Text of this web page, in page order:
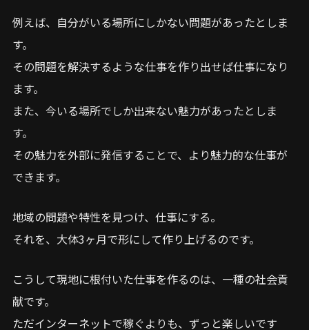
例えば、自分がいる場所にしかない問題があったとしま
す。
その問題を解決するような仕事を作り出せば仕事になり
ます。
また、今いる場所でしか出来ない魅力があったとしま
す。
その魅力を外部に発信することで、より魅力的な仕事が
できます。
地域の問題や特性を見つけ、仕事にする。
それを、大体3ヶ月で形にして作り上げるのです。
こうして現地に根付いた仕事を作るのは、一種の社会貢
献です。
ただインターネットで稼ぐよりも、ずっと楽しいです